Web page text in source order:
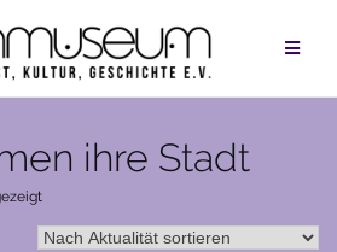
ihre Stadt